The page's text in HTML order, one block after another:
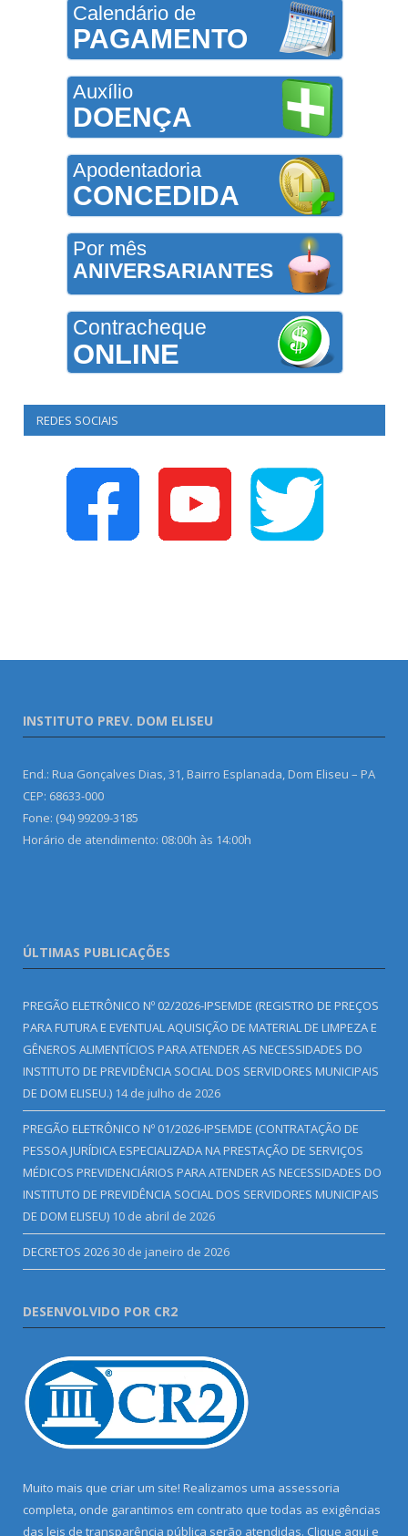
Calendário de
PAGAMENTO
Auxílio
DOENÇA
Apodentadoria
CONCEDIDA
Por mês
ANIVERSARIANTES
Contracheque
ONLINE
REDES SOCIAIS
INSTITUTO PREV. DOM ELISEU
End.: Rua Gonçalves Dias, 31, Bairro Esplanada, Dom Eliseu – PA
CEP: 68633-000
Fone: (94) 99209-3185
Horário de atendimento: 08:00h às 14:00h
ÚLTIMAS PUBLICAÇÕES
PREGÃO ELETRÔNICO Nº 02/2026-IPSEMDE (REGISTRO DE PREÇOS
PARA FUTURA E EVENTUAL AQUISIÇÃO DE MATERIAL DE LIMPEZA E
GÊNEROS ALIMENTÍCIOS PARA ATENDER AS NECESSIDADES DO
INSTITUTO DE PREVIDÊNCIA SOCIAL DOS SERVIDORES MUNICIPAIS
DE DOM ELISEU.) 14 de julho de 2026
PREGÃO ELETRÔNICO Nº 01/2026-IPSEMDE (CONTRATAÇÃO DE
PESSOA JURÍDICA ESPECIALIZADA NA PRESTAÇÃO DE SERVIÇOS
MÉDICOS PREVIDENCIÁRIOS PARA ATENDER AS NECESSIDADES DO
INSTITUTO DE PREVIDÊNCIA SOCIAL DOS SERVIDORES MUNICIPAIS
DE DOM ELISEU) 10 de abril de 2026
DECRETOS 202630 de janeiro de 2026
DESENVOLVIDO POR CR2
Muito mais que criar um site! Realizamos uma assessoria
completa, onde garantimos em contrato que todas as exigências
das leis de transparência pública serão atendidas. Clique aqui e